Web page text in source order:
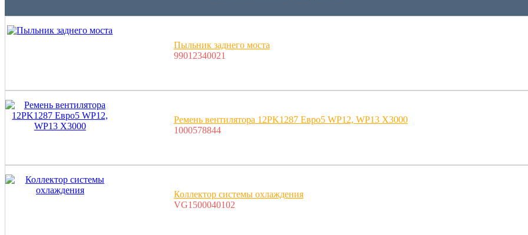
Пыльник заднего моста
99012340021
Ремень вентилятора 12PK1287 Евро5 WP12, WP13 X3000
1000578844
Коллектор системы охлаждения
VG1500040102